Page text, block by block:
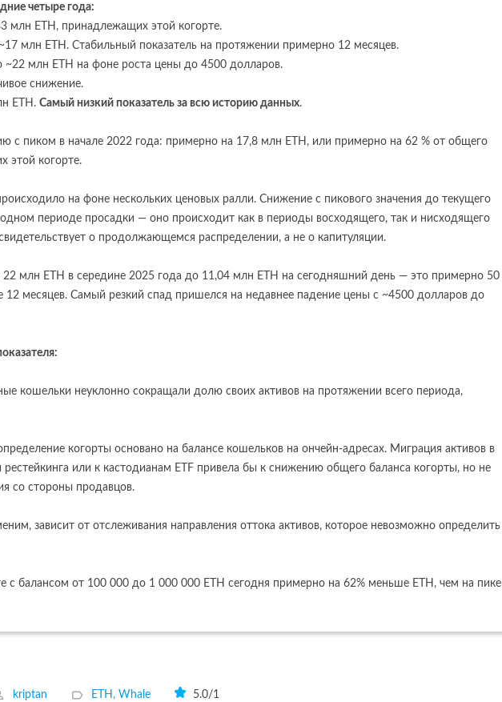
четыре года:
млн ETH, принадлежащих этой когорте.
млн ETH. Стабильный показатель на протяжении примерно 12 месяцев.
~22 млн ETH на фоне роста цены до 4500 долларов.
снижение.
ETH. Самый низкий показатель за всю историю данных.
с пиком в начале 2022 года: примерно на 17,8 млн ETH, или примерно на 62 % от общего
этой когорте.
на фоне нескольких ценовых ралли. Снижение с пикового значения до текущего
одном периоде просадки — оно происходит как в периоды восходящего, так и нисходящего
о продолжающемся распределении, а не о капитуляции.
22 млн ETH в середине 2025 года до 11,04 млн ETH на сегодняшний день — это примерно 50
12 месяцев. Самый резкий спад пришелся на недавнее падение цены с ~4500 долларов до
кошельки неуклонно сокращали долю своих активов на протяжении всего периода,
когорты основано на балансе кошельков на ончейн-адресах. Миграция активов в
рестейкинга или к кастодианам ETF привела бы к снижению общего баланса когорты, но не
со стороны продавцов.
зависит от отслеживания направления оттока активов, которое невозможно определить
с балансом от 100 000 до 1 000 000 ETH сегодня примерно на 62% меньше ETH, чем на пике
kriptan ETH , Whale 5.0/1